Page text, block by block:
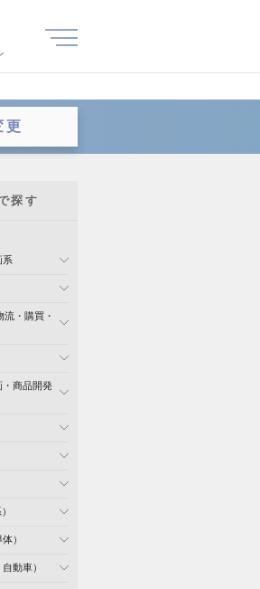
更
探す
系
・購買・
・商品開発
）
動車）